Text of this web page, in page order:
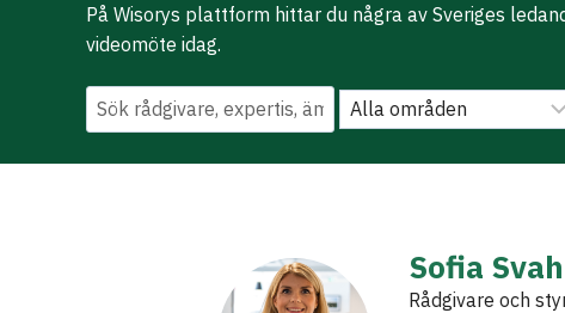
På Wisorys plattform hittar du några av Sveriges
videomöte idag.
Sofia
Rådgivare och